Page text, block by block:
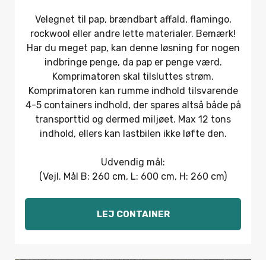
Velegnet til pap, brændbart affald, flamingo,
rockwool eller andre lette materialer. Bemærk!
Har du meget pap, kan denne løsning for nogen
indbringe penge, da pap er penge værd.
Komprimatoren skal tilsluttes strøm.
Komprimatoren kan rumme indhold tilsvarende
4-5 containers indhold, der spares altså både på
transporttid og dermed miljøet. Max 12 tons
indhold, ellers kan lastbilen ikke løfte den.
Udvendig mål:
(Vejl. Mål B: 260 cm, L: 600 cm, H: 260 cm)
LEJ CONTAINER